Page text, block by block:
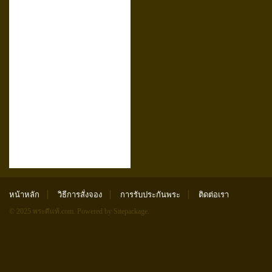
หน้าหลัก วิธีการสั่งจอง การรับประกันพระ ติดต่อเรา
© 2025 พระดีแท้.com. Powered by Sitepackage.